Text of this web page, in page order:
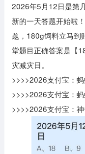
冒险解谜
动作射击
2026年5月12日是第
新的一天答题开始啦
题，180g饲料立马到
堂题目正确答案是【
灾减灾日。
>>>>2026支付宝：
>>>>2026支付宝：
>>>>2026支付宝：